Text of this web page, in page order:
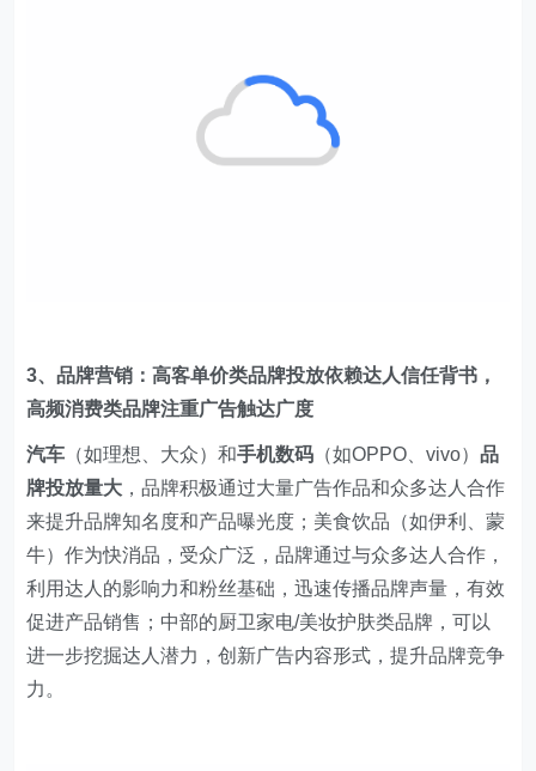
3、品牌营销：高客单价类品牌投放依赖达人信任背书，
高频消费类品牌注重广告触达广度
汽车 （如理想、大众）和手机数码 （如OPPO、vivo）品
牌投放量大 ，品牌积极通过大量广告作品和众多达人合作
来提升品牌知名度和产品曝光度；美食饮品（如伊利、蒙
牛）作为快消品，受众广泛，品牌通过与众多达人合作，
利用达人的影响力和粉丝基础，迅速传播品牌声量，有效
促进产品销售；中部的厨卫家电/美妆护肤类品牌，可以
进一步挖掘达人潜力，创新广告内容形式，提升品牌竞争
力。